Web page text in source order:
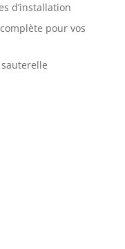
d’installation
pour vos